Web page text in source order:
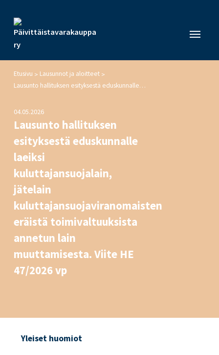
Etusivu > Lausunnot ja aloitteet >
Lausunto hallituksen esityksestä eduskunnalle laeiksi kuluttajansuojalain, jätelain kuluttajansuojaviranomaisten eräistä toimivaltuuksista annetun lain muuttamisesta. Viite HE 47/2026 vp
04.05.2026
Lausunto hallituksen
esityksestä eduskunnalle
laeiksi
kuluttajansuojalain,
jätelain
kuluttajansuojaviranomaisten
eräistä toimivaltuuksista
annetun lain
muuttamisesta. Viite HE
47/2026 vp
Yleiset huomiot